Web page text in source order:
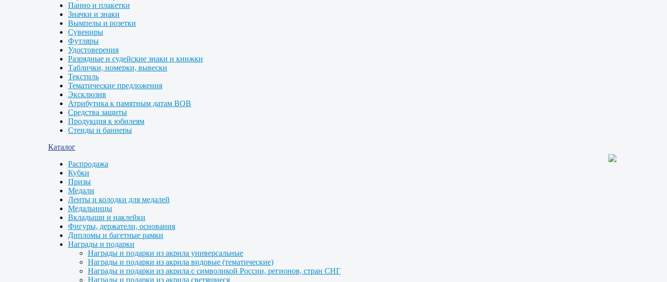
Панно и плакетки
Значки и знаки
Вымпелы и розетки
Сувениры
Футляры
Удостоверения
Разрядные и судейские знаки и книжки
Таблички, номерки, вывески
Текстиль
Тематические предложения
Эксклюзив
Атрибутика к памятным датам ВОВ
Средства защиты
Продукция к юбилеям
Стенды и баннеры
Каталог
Распродажа
Кубки
Призы
Медали
Ленты и колодки для медалей
Медальницы
Вкладыши и наклейки
Фигуры, держатели, основания
Дипломы и багетные рамки
Награды и подарки
Награды и подарки из акрила универсальные
Награды и подарки из акрила видовые (тематические)
Награды и подарки из акрила с символикой России, регионов, стран СНГ
Награды и подарки из акрила светящиеся